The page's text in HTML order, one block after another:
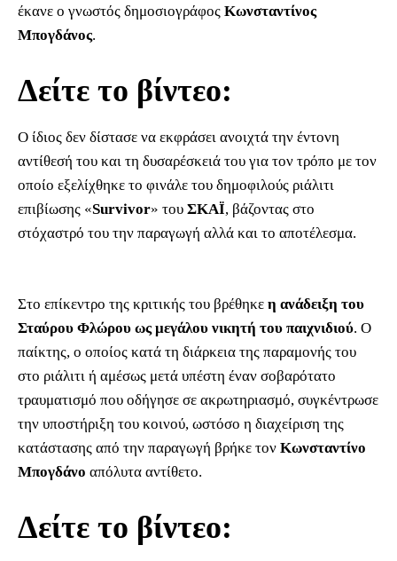
έκανε ο γνωστός δημοσιογράφος Κωνσταντίνος
Μπογδάνος.
Δείτε το βίντεο:
Ο ίδιος δεν δίστασε να εκφράσει ανοιχτά την έντονη
αντίθεσή του και τη δυσαρέσκειά του για τον τρόπο με τον
οποίο εξελίχθηκε το φινάλε του δημοφιλούς ριάλιτι
επιβίωσης «Survivor» του ΣΚΑΪ, βάζοντας στο
στόχαστρό του την παραγωγή αλλά και το αποτέλεσμα.
Στο επίκεντρο της κριτικής του βρέθηκε η ανάδειξη του
Σταύρου Φλώρου ως μεγάλου νικητή του παιχνιδιού. Ο
παίκτης, ο οποίος κατά τη διάρκεια της παραμονής του
στο ριάλιτι ή αμέσως μετά υπέστη έναν σοβαρότατο
τραυματισμό που οδήγησε σε ακρωτηριασμό, συγκέντρωσε
την υποστήριξη του κοινού, ωστόσο η διαχείριση της
κατάστασης από την παραγωγή βρήκε τον Κωνσταντίνο
Μπογδάνο απόλυτα αντίθετο.
Δείτε το βίντεο: